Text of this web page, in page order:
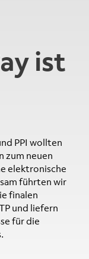
ist
PPI wollten
zum neuen
elektronische
führten wir
finalen
und liefern
für die